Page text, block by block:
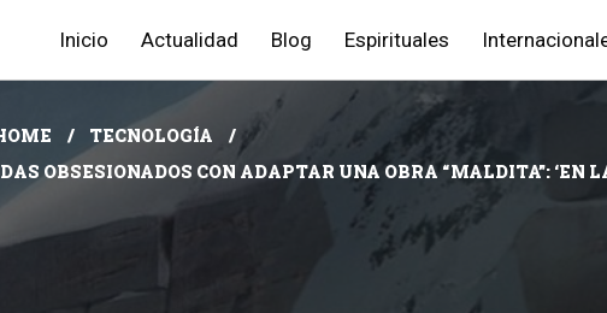
Inicio Actualidad Blog Espirituales
TECNOLOGÍA
OBSESIONADOS CON ADAPTAR UNA OBRA “MALDITA”: ‘EN